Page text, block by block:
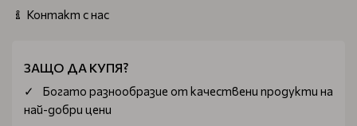
Контакт с нас
ЗАЩО ДА КУПЯ?
Богатo разнообразие от качествени продукти на
най-добри цени